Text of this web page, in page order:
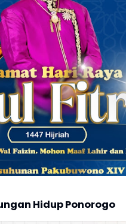
Hidup Ponorogo